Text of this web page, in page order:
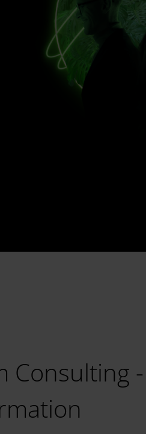
Consulting